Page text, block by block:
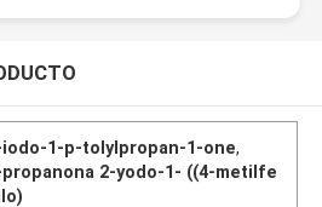
iodo-1-p-tolylpropan-1-one,
propanona 2-yodo-1- ((4-metilfe